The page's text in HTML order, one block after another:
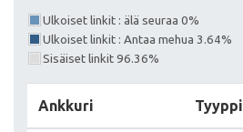
Ulkoiset linkit : älä seuraa 0%
Ulkoiset linkit : Antaa mehua 3.64%
Sisäiset linkit 96.36%
Ankkuri Tyyppi